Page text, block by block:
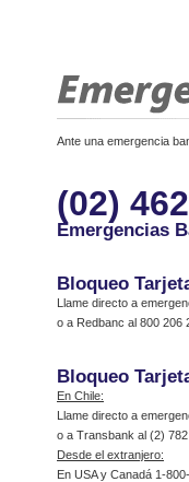
Ante una emergencia
(02)
Emergencias
Bloqueo
Llame directo a
o a Redbanc al 800 206
Bloqueo
En Chile:
Llame directo a
o a Transbank al (2)
Desde el extranjero:
En USA y Canadá 1-